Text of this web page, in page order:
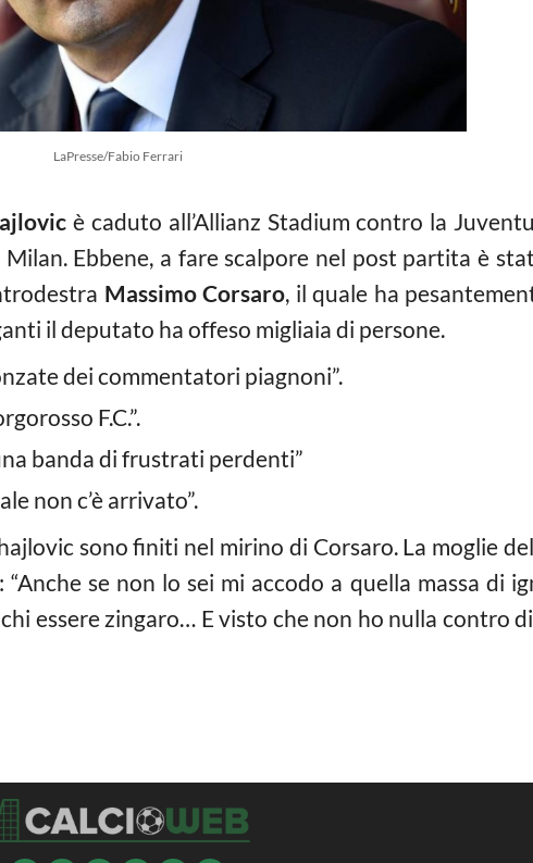
LaPresse/Fabio Ferrari
è caduto all’Allianz Stadium contro la
Ebbene, a fare scalpore nel post partita è
Massimo Corsaro, il quale ha
il deputato ha offeso migliaia di persone.
dei commentatori piagnoni”.
F.C.”.
banda di frustrati perdenti”
non c’è arrivato”.
sono finiti nel mirino di Corsaro. La moglie
se non lo sei mi accodo a quella massa di
essere zingaro… E visto che non ho nulla contro